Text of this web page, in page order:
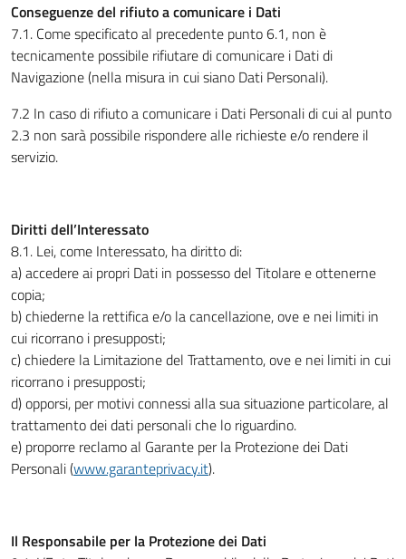
Conseguenze del rifiuto a comunicare i Dati
7.1. Come specificato al precedente punto 6.1, non è
tecnicamente possibile rifiutare di comunicare i Dati di
Navigazione (nella misura in cui siano Dati Personali).
7.2 In caso di rifiuto a comunicare i Dati Personali di cui al punto
2.3 non sarà possibile rispondere alle richieste e/o rendere il
servizio.
Diritti dell’Interessato
8.1. Lei, come Interessato, ha diritto di:
a) accedere ai propri Dati in possesso del Titolare e ottenerne
copia;
b) chiederne la rettifica e/o la cancellazione, ove e nei limiti in
cui ricorrano i presupposti;
c) chiedere la Limitazione del Trattamento, ove e nei limiti in cui
ricorrano i presupposti;
d) opporsi, per motivi connessi alla sua situazione particolare, al
trattamento dei dati personali che lo riguardino.
e) proporre reclamo al Garante per la Protezione dei Dati
Personali (www.garanteprivacy.it).
Il Responsabile per la Protezione dei Dati